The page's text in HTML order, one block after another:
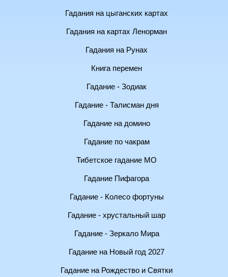
Гадания на цыганских картах
Гадания на картах Ленорман
Гадания на Рунах
Книга перемен
Гадание - Зодиак
Гадание - Талисман дня
Гадание на домино
Гадание по чакрам
Тибетское гадание МО
Гадание Пифагора
Гадание - Колесо фортуны
Гадание - хрустальный шар
Гадание - Зеркало Мира
Гадание на Новый год 2027
Гадание на Рождество и Святки